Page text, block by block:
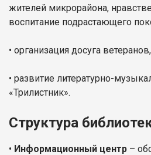
жителей микрорайона,
воспитание подрастающего
• организация досуга
• развитие литературно-
«Трилистник».
Структура
• Информационный центр –